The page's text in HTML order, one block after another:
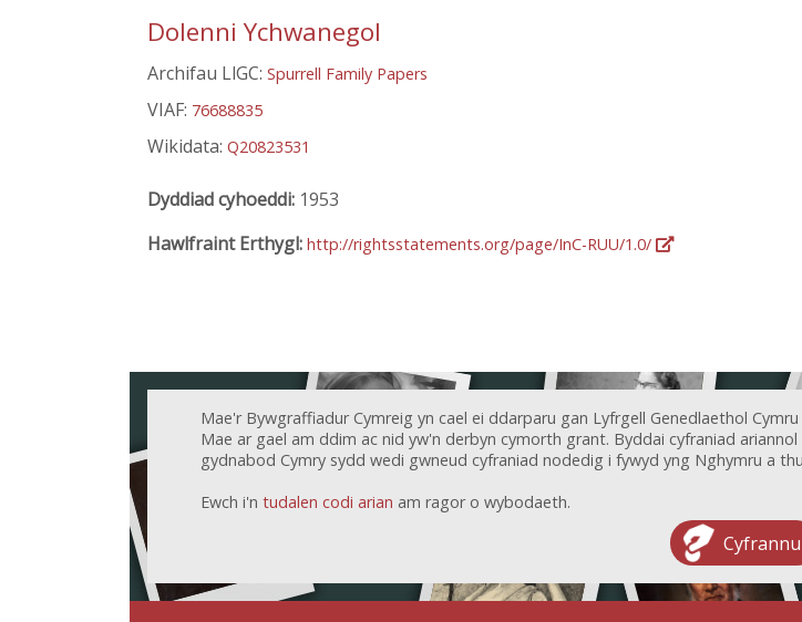
Dolenni Ychwanegol
Archifau LlGC: Spurrell Family Papers
VIAF: 76688835
Wikidata: Q20823531
Dyddiad cyhoeddi: 1953
Hawlfraint Erthygl: http://rightsstatements.org/page/InC-RUU/1.0/
Mae'r Bywgraffiadur Cymreig yn cael ei ddarparu gan Lyfrgell Genedlaethol
Mae ar gael am ddim ac nid yw'n derbyn cymorth grant. Byddai cyfraniad
gydnabod Cymry sydd wedi gwneud cyfraniad nodedig i fywyd yng Nghymru a
Ewch i'n tudalen codi arian am ragor o wybodaeth.
Cyfrannu